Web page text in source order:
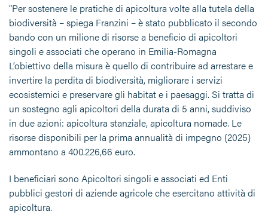
“Per sostenere le pratiche di apicoltura volte alla tutela della
biodiversità – spiega Franzini – è stato pubblicato il secondo
bando con un milione di risorse a beneficio di apicoltori
singoli e associati che operano in Emilia-Romagna
L’obiettivo della misura è quello di contribuire ad arrestare e
invertire la perdita di biodiversità, migliorare i servizi
ecosistemici e preservare gli habitat e i paesaggi. Si tratta di
un sostegno agli apicoltori della durata di 5 anni, suddiviso
in due azioni: apicoltura stanziale, apicoltura nomade. Le
risorse disponibili per la prima annualità di impegno (2025)
ammontano a 400.226,66 euro.
I beneficiari sono Apicoltori singoli e associati ed Enti
pubblici gestori di aziende agricole che esercitano attività di
apicoltura.